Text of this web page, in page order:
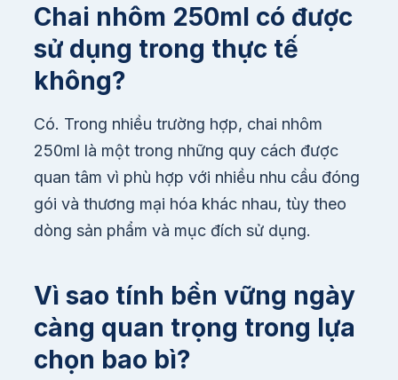
Chai nhôm 250ml có được
sử dụng trong thực tế
không?
Có. Trong nhiều trường hợp, chai nhôm
250ml là một trong những quy cách được
quan tâm vì phù hợp với nhiều nhu cầu đóng
gói và thương mại hóa khác nhau, tùy theo
dòng sản phẩm và mục đích sử dụng.
Vì sao tính bền vững ngày
càng quan trọng trong lựa
chọn bao bì?